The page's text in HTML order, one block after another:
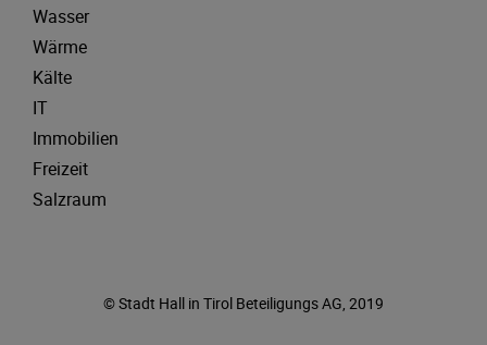
Wasser
Wärme
Kälte
IT
Immobilien
Freizeit
Salzraum
© Stadt Hall in Tirol Beteiligungs AG, 2019